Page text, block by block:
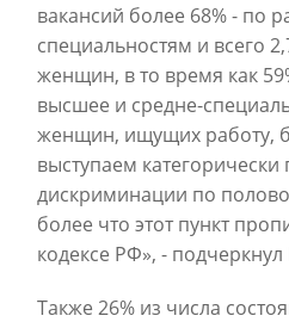
вакансий более 68% - по
специальностям и всего
женщин, в то время как
высшее и средне-
женщин, ищущих работу,
выступаем категорически
дискриминации по
более что этот пункт
кодексе РФ», -
Также 26% из числа